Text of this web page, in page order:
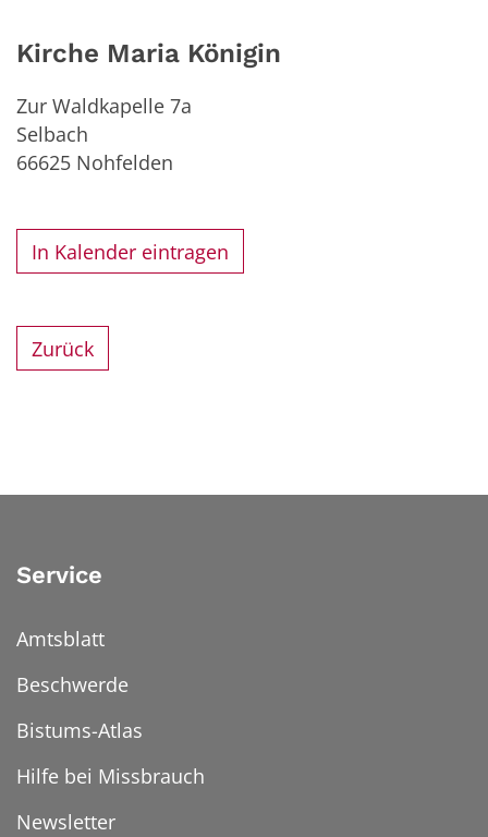
Kirche Maria Königin
Zur Waldkapelle 7a
Selbach
66625 Nohfelden
In Kalender eintragen
Zurück
Service
Amtsblatt
Beschwerde
Bistums-Atlas
Hilfe bei Missbrauch
Newsletter